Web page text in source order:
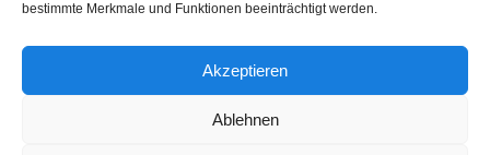
bestimmte Merkmale und Funktionen beeinträchtigt werden.
Akzeptieren
Ablehnen